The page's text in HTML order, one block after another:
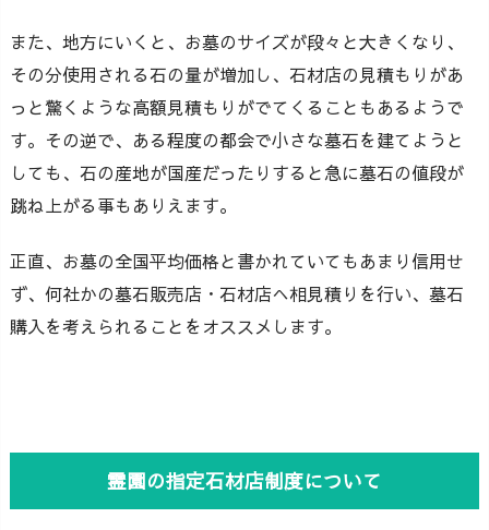
また、地方にいくと、お墓のサイズが段々と大きくなり、
その分使用される石の量が増加し、石材店の見積もりがあ
っと驚くような高額見積もりがでてくることもあるようで
す。その逆で、ある程度の都会で小さな墓石を建てようと
しても、石の産地が国産だったりすると急に墓石の値段が
跳ね上がる事もありえます。
正直、お墓の全国平均価格と書かれていてもあまり信用せ
ず、何社かの墓石販売店・石材店へ相見積りを行い、墓石
購入を考えられることをオススメします。
霊園の指定石材店制度について